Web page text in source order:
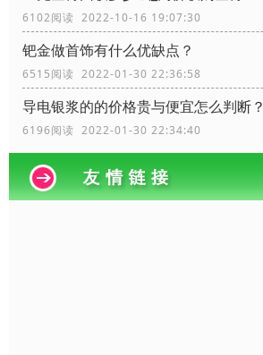
6102阅读 2022-10-16 19:07:30
钯金做首饰有什么优缺点？
6515阅读 2022-01-30 22:36:58
导电银浆的的价格贵与便宜怎么判断？
6196阅读 2022-01-30 22:34:40